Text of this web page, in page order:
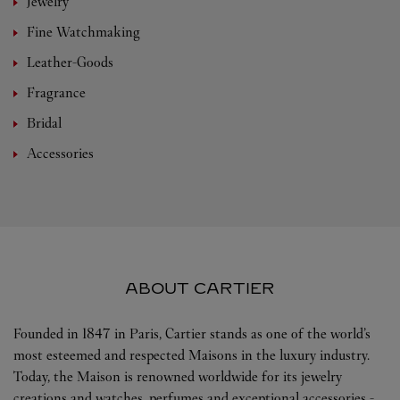
Fine Watchmaking
Leather-Goods
Fragrance
Bridal
Accessories
ABOUT CARTIER
Founded in 1847 in Paris, Cartier stands as one of the world’s
most esteemed and respected Maisons in the luxury industry.
Today, the Maison is renowned worldwide for its jewelry